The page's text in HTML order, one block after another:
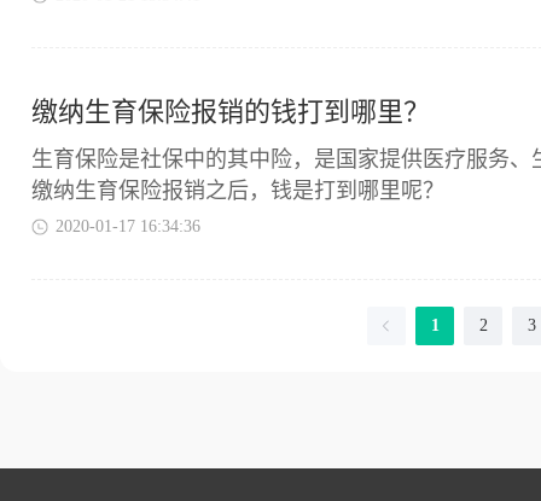
缴纳生育保险报销的钱打到哪里？
生育保险是社保中的其中险，是国家提供医疗服务
缴纳生育保险报销之后，钱是打到哪里呢？
2020-01-17 16:34:36
1 2 3